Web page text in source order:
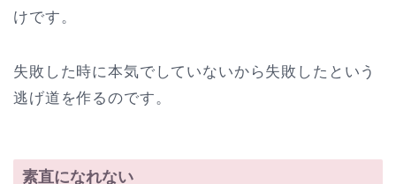
けです。
失敗した時に本気でしていないから失敗したという
逃げ道を作るのです。
素直になれない